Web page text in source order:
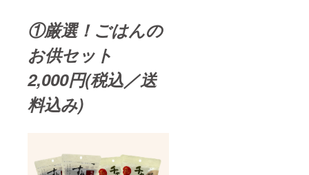
①厳選！ごはんの
お供セット
2,000円(税込／送
料込み)